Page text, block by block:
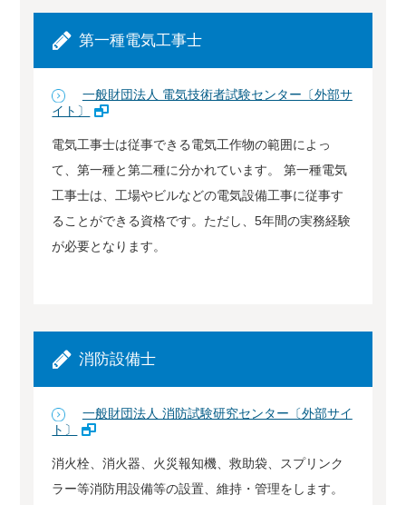
第一種電気工事士
一般財団法人 電気技術者試験センター〔外部サ
イト〕
電気工事士は従事できる電気工作物の範囲によっ
て、第一種と第二種に分かれています。 第一種電気
工事士は、工場やビルなどの電気設備工事に従事す
ることができる資格です。ただし、5年間の実務経験
が必要となります。
消防設備士
一般財団法人 消防試験研究センター〔外部サイ
ト〕
消火栓、消火器、火災報知機、救助袋、スプリンク
ラー等消防用設備等の設置、維持・管理をします。